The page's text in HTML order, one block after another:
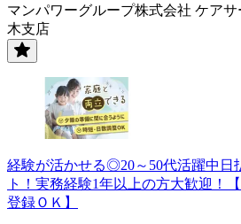
マンパワーグループ株式会社 ケア
木支店
経験が活かせる◎20～50代活躍中
ト！実務経験1年以上の方大歓迎！
登録ＯＫ】